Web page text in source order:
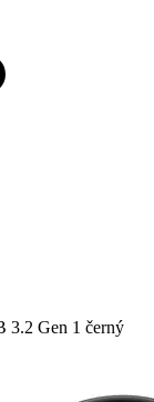
3.2 Gen 1 černý